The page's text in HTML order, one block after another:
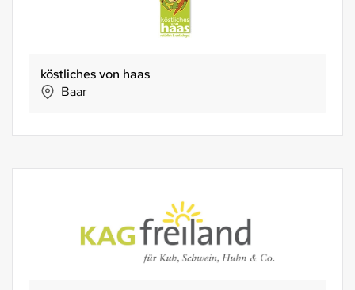
köstliches von haas
Baar